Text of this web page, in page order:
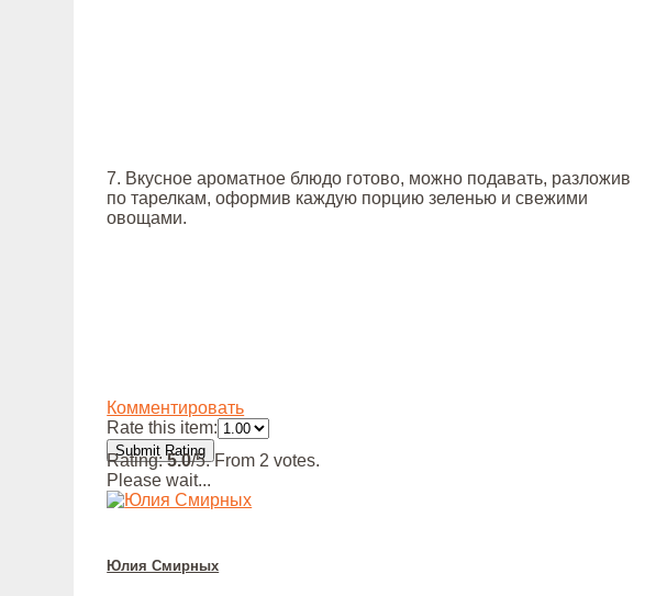
7. Вкусное ароматное блюдо готово, можно подавать, разложив
по тарелкам, оформив каждую порцию зеленью и свежими
овощами.
Комментировать
Rate this item:
Submit Rating
Rating:5.0/5. From 2 votes.
Please wait...
Юлия Смирных